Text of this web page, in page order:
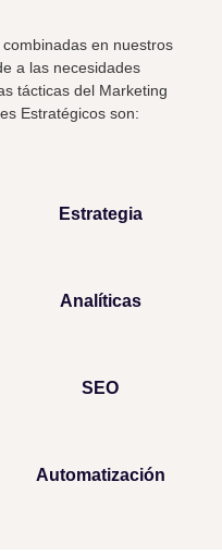
en nuestros
a las necesidades
tácticas del Marketing
Estratégicos son:
Estrategia
Analíticas
SEO
Automatización